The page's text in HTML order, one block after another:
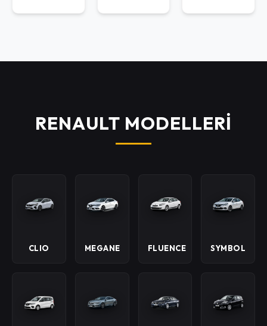
RENAULT MODELLERİ
CLIO MEGANE FLUENCE SYMBOL